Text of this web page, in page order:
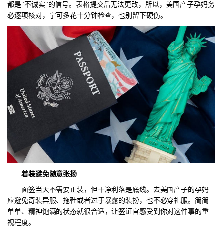
都是"不诚实"的信号。表格提交后无法更改，所以，美国产子孕妈务
必逐项核对，宁可多花十分钟检查，也别留下硬伤。
着装避免随意张扬
面签当天不需要正装，但干净利落是底线。去美国产子的孕妈
应避免奇装异服、拖鞋或者过于暴露的装扮，也不必穿礼服。简简
单单、精神饱满的状态就很合适，让签证官感受到你对这件事的重
视程度。